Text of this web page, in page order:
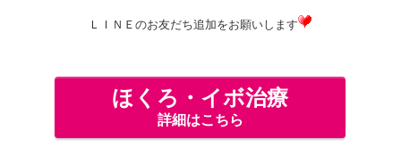
ＬＩＮＥのお友だち追加をお願いします
ほくろ・イボ治療
詳細はこちら